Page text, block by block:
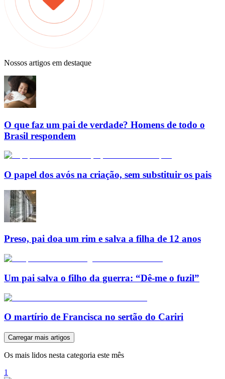
Nossos artigos em destaque
O que faz um pai de verdade? Homens de todo o
Brasil respondem
O papel dos avós na criação, sem substituir os pais
Preso, pai doa um rim e salva a filha de 12 anos
Um pai salva o filho da guerra: “Dê-me o fuzil”
O martírio de Francisca no sertão do Cariri
Carregar mais artigos
Os mais lidos nesta categoria este mês
1